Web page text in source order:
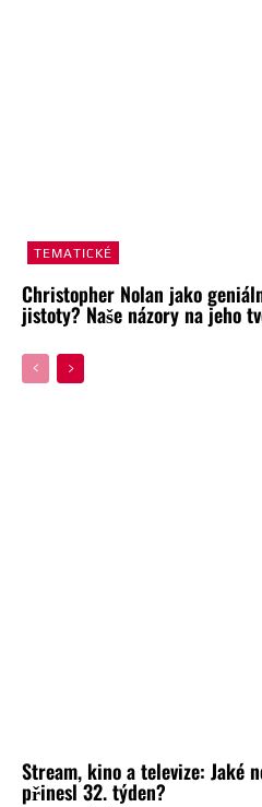
TEMATICKÉ
Christopher Nolan jako
jistoty? Naše názory na jeho
Stream, kino a televize: Jaké
přinesl 32. týden?